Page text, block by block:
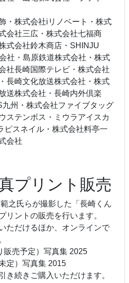
・株式会社iリノベート・株式
会社三広・株式会社七福商
式会社鈴木商店・SHINJU
社・島原鉄道株式会社・株式
社長崎国際テレビ・株式会社
長崎文化放送株式会社・株式
送株式会社・長崎内外倶楽
州・株式会社ファイブタッグ
ステンボス・ミウラアイスカ
ピスネイル・株式会社料亭一
会社
プリント販売
之氏らが撮影した「長崎くん
リントの販売を行います。
ただけるほか、オンラインで
販売予定）写真集 2025
定）写真集 2015
き続きご購入いただけます。